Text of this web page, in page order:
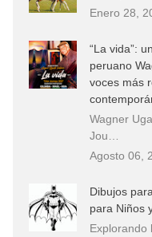
Enero 28,
“La vida”:
peruano
voces más
Wagner
Jou…
Agosto 06,
Dibujos
para Niños
Explorando